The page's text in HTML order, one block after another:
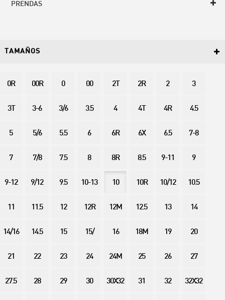
PRENDAS
TAMAÑOS
0R 00R 0 00 2T 2R 2 3
3T 3-6 3/6 3.5 4 4T 4R 4.5
5 5/6 5.5 6 6R 6X 6.5 7-8
7 7/8 7.5 8 8R 8.5 9-11 9
9-12 9/12 9.5 10-13 10 10R 10/12 10.5
11 11.5 12 12R 12M 12.5 13 14
14/16 14.5 15 15/ 16 18M 19 20
21 22 23 24 24M 25 26 27
27.5 28 29 30 30X32 31 32 32X32